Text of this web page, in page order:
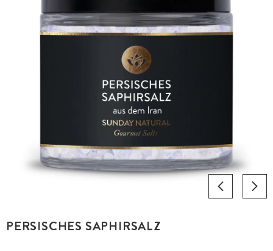
PERSISCHES SAPHIRSALZ